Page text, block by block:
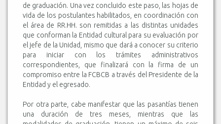
de graduación. Una vez concluido este paso, las hojas de
vida de los postulantes habilitados, en coordinación con
el área de RR.HH. son remitidas a las distintas unidades
que conforman la Entidad cultural para su evaluación por
el jefe de la Unidad, mismo que dará a conocer su criterio
para iniciar con los trámites administrativos
correspondientes, que finalizará con la firma de un
compromiso entre la FCBCB a través del Presidente de la
Entidad y el egresado.
Por otra parte, cabe manifestar que las pasantías tienen
una duración de tres meses, mientras que las